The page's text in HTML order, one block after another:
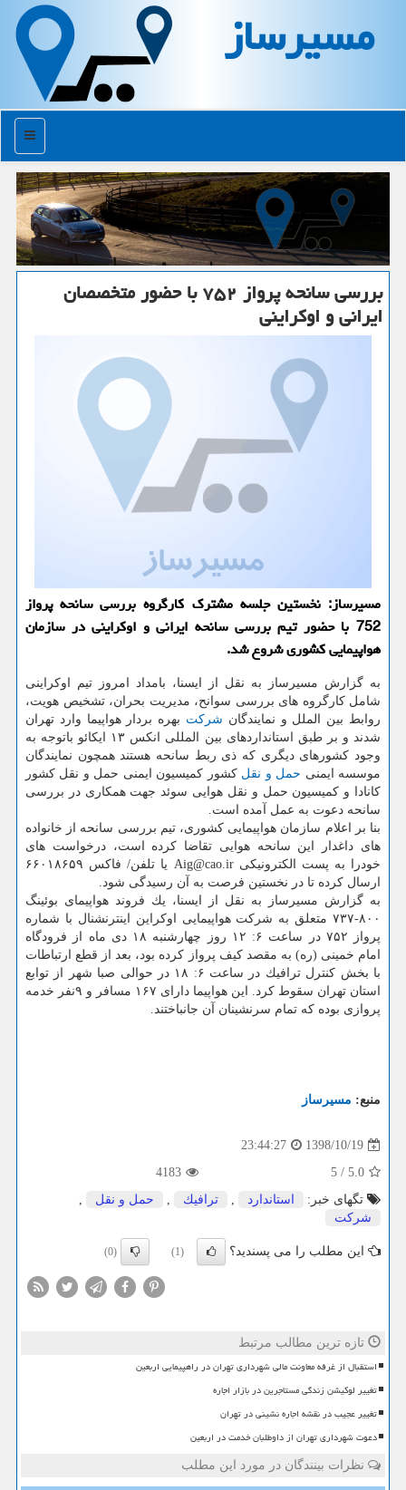
مسیرساز
منو
بررسی سانحه پرواز ۷۵۲ با حضور متخصصان
ایرانی و اوكراینی
مسیرساز: نخستین جلسه مشترك كارگروه بررسی سانحه پرواز
752 با حضور تیم بررسی سانحه ایرانی و اوكراینی در سازمان
هواپیمایی كشوری شروع شد.
به گزارش مسیرساز به نقل از ایسنا، بامداد امروز تیم اوكراینی
شامل كارگروه های بررسی سوانح، مدیریت بحران، تشخیص هویت،
روابط بین الملل و نمایندگان شركت بهره بردار هواپیما وارد تهران
شدند و بر طبق استانداردهای بین المللی انكس ۱۳ ایكائو باتوجه به
وجود كشورهای دیگری كه ذی ربط سانحه هستند همچون نمایندگان
موسسه ایمنی حمل و نقل كشور كمیسیون ایمنی حمل و نقل كشور
كانادا و كمیسیون حمل و نقل هوایی سوئد جهت همكاری در بررسی
سانحه دعوت به عمل آمده است.
بنا بر اعلام سازمان هواپیمایی كشوری، تیم بررسی سانحه از خانواده
های داغدار این سانحه هوایی تقاضا كرده است، درخواست های
خودرا به پست الكترونیكی Aig@cao.ir یا تلفن/ فاكس ۶۶۰۱۸۶۵۹
ارسال كرده تا در نخستین فرصت به آن رسیدگی شود.
به گزارش مسیرساز به نقل از ایسنا، یك فروند هواپیمای بوئینگ
۸۰۰-۷۳۷ متعلق به شركت هواپیمایی اوكراین اینترنشنال با شماره
پرواز ۷۵۲ در ساعت ۶: ۱۲ روز چهارشنبه ۱۸ دی ماه از فرودگاه
امام خمینی (ره) به مقصد كیف پرواز كرده بود، بعد از قطع ارتباطات
با بخش كنترل ترافیك در ساعت ۶: ۱۸ در حوالی صبا شهر از توابع
استان تهران سقوط كرد. این هواپیما دارای ۱۶۷ مسافر و ۹نفر خدمه
پروازی بوده كه تمام سرنشینان آن جانباختند.
منبع: مسیرساز
1398/10/19
23:44:27
5.0
/
5
4183
تگهای خبر:
استاندارد , ترافیك , حمل و نقل
,
شركت
این مطلب را می پسندید؟ (1)
(0)
تازه ترین مطالب مرتبط
استقبال از غرفه معاونت مالی شهرداری تهران در راهپیمایی اربعین
تغییر لوکیشن زندگی مستاجرین در بازار اجاره
تغییر عجیب در نقشه اجاره نشینی در تهران
دعوت شهرداری تهران از داوطلبان خدمت در اربعین
نظرات بینندگان در مورد این مطلب